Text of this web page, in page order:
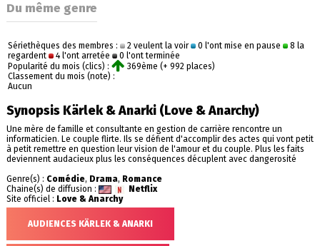
Du même genre
Sériethèques des membres : 2 veulent la voir 0 l'ont mise en pause
8 la
regardent
4 l'ont arretée
0 l'ont terminée
Popularité du mois (clics) :
369ème (+ 992 places)
Classement du mois (note) :
Aucun
Synopsis Kärlek & Anarki (Love & Anarchy)
Une mère de famille et consultante en gestion de carrière rencontre un
informaticien. Le couple flirte. Ils se défient d'accomplir des actes qui vont petit
à petit remettre en question leur vision de l'amour et du couple. Plus les faits
deviennent audacieux plus les conséquences décuplent avec dangerosité
Genre(s) : Comédie, Drama, Romance
Chaine(s) de diffusion :
Netflix
Site officiel : Love & Anarchy
AUDIENCES KÄRLEK & ANARKI